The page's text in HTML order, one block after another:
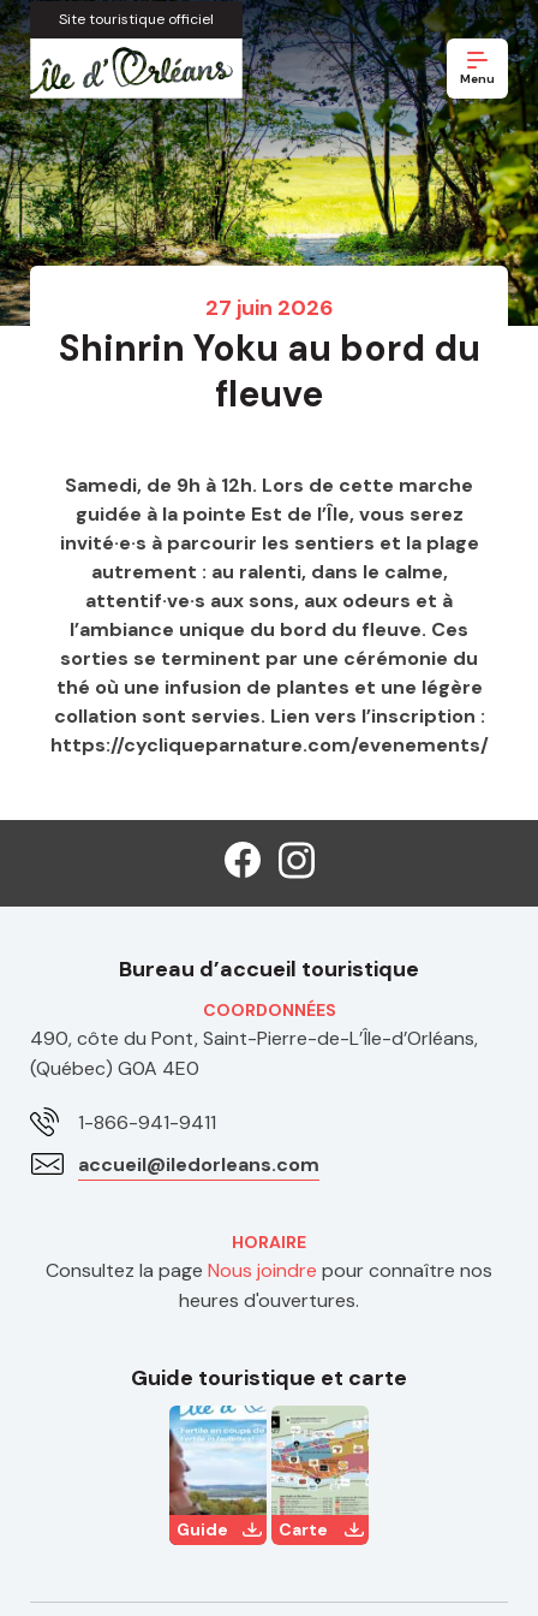
Site touristique officiel
Menu
27 juin 2026
Shinrin Yoku au bord du
fleuve
Samedi, de 9h à 12h. Lors de cette marche
guidée à la pointe Est de l’Île, vous serez
invité·e·s à parcourir les sentiers et la plage
autrement : au ralenti, dans le calme,
attentif·ve·s aux sons, aux odeurs et à
l’ambiance unique du bord du fleuve. Ces
sorties se terminent par une cérémonie du
thé où une infusion de plantes et une légère
collation sont servies. Lien vers l’inscription :
https://cycliqueparnature.com/evenements/
Bureau d’accueil touristique
COORDONNÉES
490, côte du Pont, Saint-Pierre-de-L’Île-d’Orléans,
(Québec) G0A 4E0
1-866-941-9411
accueil@iledorleans.com
HORAIRE
Consultez la page Nous joindre pour connaître nos
heures d'ouvertures.
Guide touristique et carte
Guide Carte